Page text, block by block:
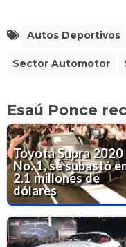
Autos Deportivos
Sector Automotor
Esaú Ponce
Toyota Supra 2020
No. 1, se subastó
2.1 millones de
dólares